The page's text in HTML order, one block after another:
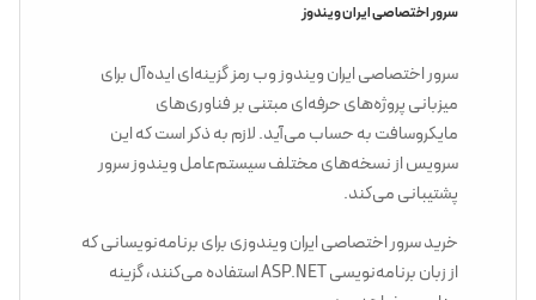
سرور اختصاصی ایران ویندوز
سرور اختصاصی ایران ویندوز وب رمز گزینه‌ای ایده‌آل برای
میزبانی پروژه‌های حرفه‌ای مبتنی بر فناوری‌های
مایکروسافت به حساب می‌آید. لازم به ذکر است که این
سرویس از نسخه‌های مختلف سیستم‌عامل ویندوز سرور
پشتیبانی می‌کند.
خرید سرور اختصاصی ایران ویندوزی برای برنامه‌نویسانی که
از زبان‌ برنامه‌نویسی ASP.NET استفاده می‌کنند، گزینه